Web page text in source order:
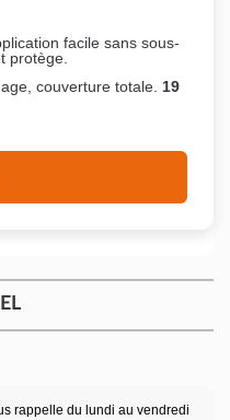
facile sans sous-
protège.
couverture totale. 19
rappelle du lundi au vendredi